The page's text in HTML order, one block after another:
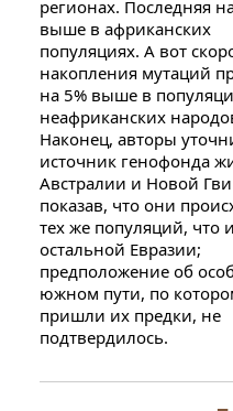
регионах. Последняя
выше в африканских
популяциях. А вот
накопления мутаций
на 5% выше в
неафриканских
Наконец, авторы
источник генофонда
Австралии и Новой
показав, что они
тех же популяций, что
остальной Евразии;
предположение об
южном пути, по
пришли их предки, не
подтвердилось.